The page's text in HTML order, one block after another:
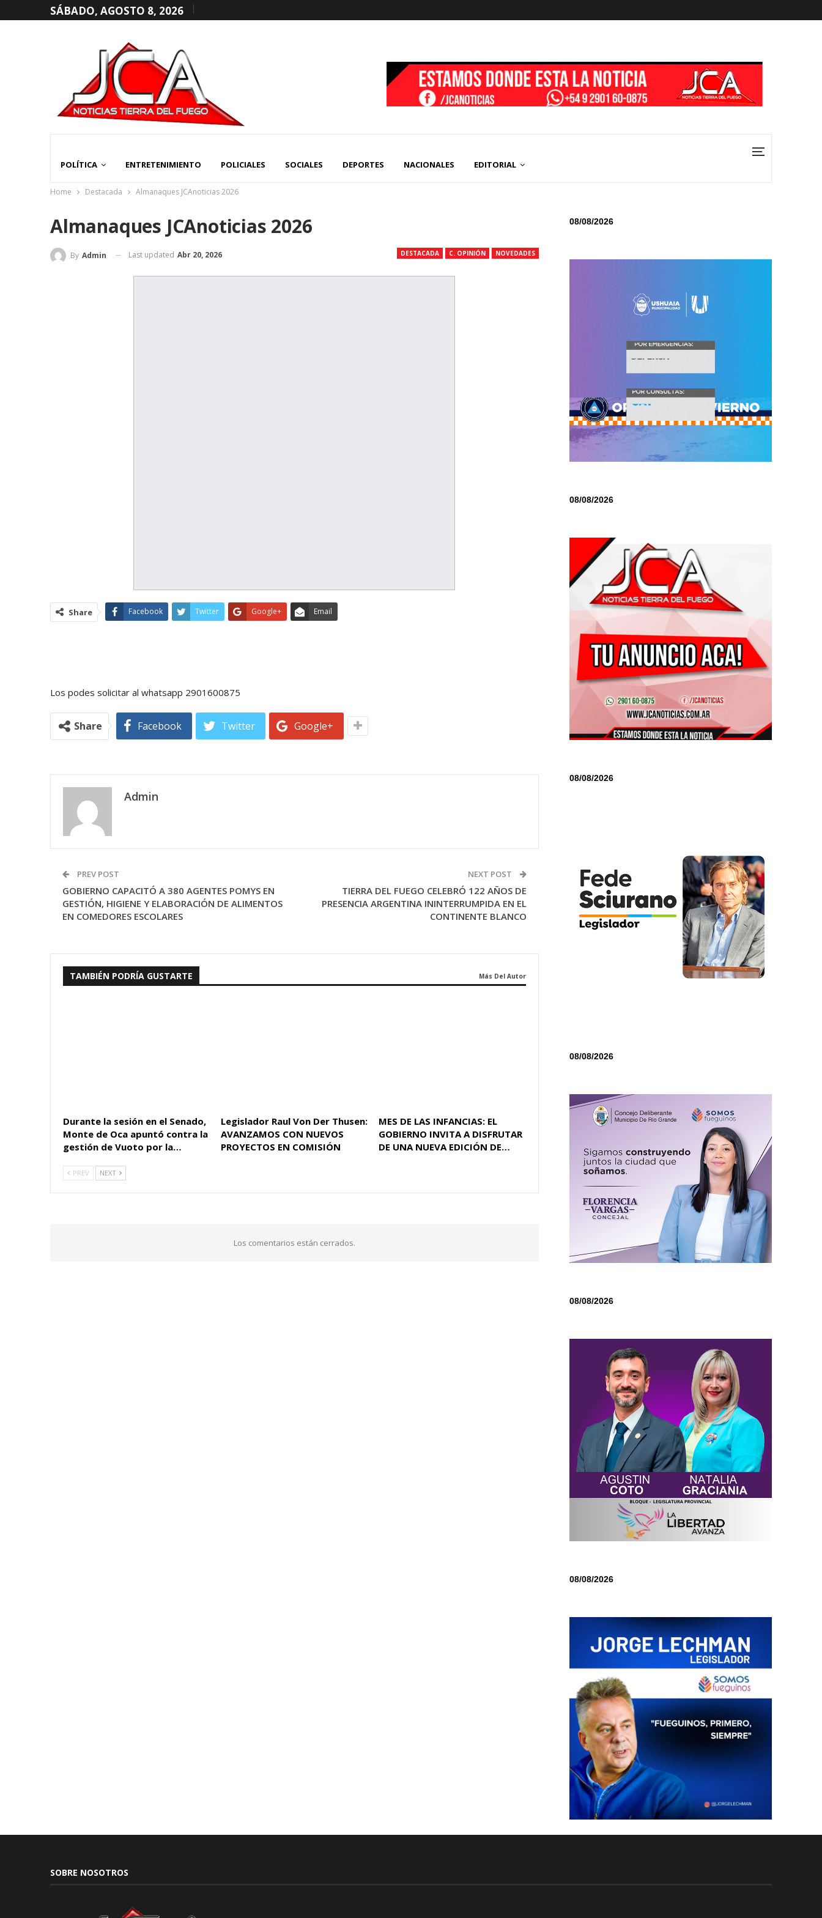
SÁBADO, AGOSTO 8, 2026
POLÍTICA ENTRETENIMIENTO POLICIALES SOCIALES DEPORTES NACIONALES EDITORIAL
Home Destacada Almanaques JCAnoticias 2026
Almanaques JCAnoticias 2026
DESTACADA C. OPINIÓN NOVEDADES
By Admin Last updated Abr 20, 2026
Share Facebook Twitter Google+ Email
Los podes solicitar al whatsapp 2901600875
Share Facebook Twitter Google+
Admin
PREV POST
GOBIERNO CAPACITÓ A 380 AGENTES POMYS EN
GESTIÓN, HIGIENE Y ELABORACIÓN DE ALIMENTOS
EN COMEDORES ESCOLARES
NEXT POST
TIERRA DEL FUEGO CELEBRÓ 122 AÑOS DE
PRESENCIA ARGENTINA ININTERRUMPIDA EN EL
CONTINENTE BLANCO
TAMBIÉN PODRÍA GUSTARTE Más Del Autor
Durante la sesión en el Senado,
Monte de Oca apuntó contra la
gestión de Vuoto por la…
Legislador Raul Von Der Thusen:
AVANZAMOS CON NUEVOS
PROYECTOS EN COMISIÓN
MES DE LAS INFANCIAS: EL
GOBIERNO INVITA A DISFRUTAR
DE UNA NUEVA EDICIÓN DE…
PREV NEXT
Los comentarios están cerrados.
08/08/2026
08/08/2026
08/08/2026
08/08/2026
08/08/2026
08/08/2026
SOBRE NOSOTROS